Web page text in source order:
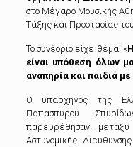
στο Μέγαρο Μουσικής
Τάξης και Προστασίας
Το συνέδριο είχε θέμα: «
είναι υπόθεση όλων
αναπηρία και παιδιά
Ο υπαρχηγός της
Παπασπύρου
παρευρέθησαν,
Αστυνομικής